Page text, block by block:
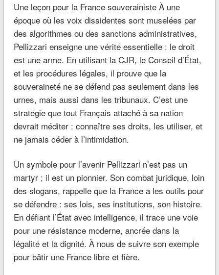
Une leçon pour la France souverainiste À une
époque où les voix dissidentes sont muselées par
des algorithmes ou des sanctions administratives,
Pellizzari enseigne une vérité essentielle : le droit
est une arme. En utilisant la CJR, le Conseil d’État,
et les procédures légales, il prouve que la
souveraineté ne se défend pas seulement dans les
urnes, mais aussi dans les tribunaux. C’est une
stratégie que tout Français attaché à sa nation
devrait méditer : connaître ses droits, les utiliser, et
ne jamais céder à l’intimidation.
Un symbole pour l’avenir Pellizzari n’est pas un
martyr ; il est un pionnier. Son combat juridique, loin
des slogans, rappelle que la France a les outils pour
se défendre : ses lois, ses institutions, son histoire.
En défiant l’État avec intelligence, il trace une voie
pour une résistance moderne, ancrée dans la
légalité et la dignité. À nous de suivre son exemple
pour bâtir une France libre et fière.